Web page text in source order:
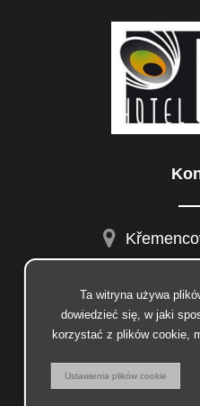
Ta witryna używa
dowiedzieć się, w jaki
korzystać z plików cookie,